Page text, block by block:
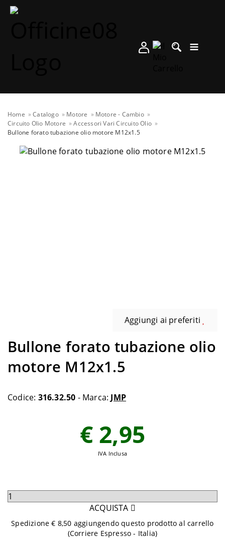
Home Catalogo Motore
Motore - Cambio
Circuito Olio Motore
Accessori Vari Circuito Olio
Bullone forato tubazione olio motore M12x1.5
Aggiungi ai preferiti
Bullone forato tubazione olio
motore M12x1.5
Codice: 316.32.50 - Marca: JMP
€ 2,95
IVA Inclusa
Seleziona
aggiungere
ACQUISTA
Spedizione € 8,50 aggiungendo questo prodotto al carrello
(Corriere Espresso - Italia)